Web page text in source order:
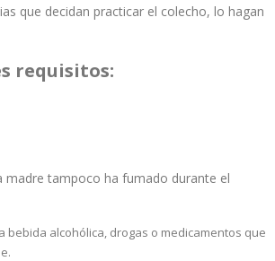
que decidan practicar el colecho, lo hagan
requisitos:
madre tampoco ha fumado durante el
bebida alcohólica, drogas o medicamentos que